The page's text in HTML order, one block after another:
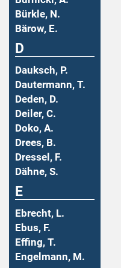
Bürkle, N.
Bärow, E.
D
Dauksch, P.
Dautermann, T.
Deden, D.
Deiler, C.
Doko, A.
Drees, B.
Dressel, F.
Dähne, S.
E
Ebrecht, L.
Ebus, F.
Effing, T.
Engelmann, M.